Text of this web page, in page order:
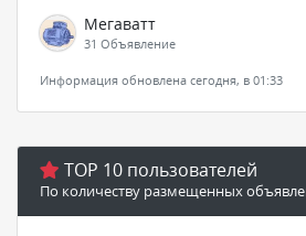
Мегаватт
31 Объявление
Информация обновлена сегодня, в 01:33
TOP 10 пользователей
По количеству размещенных